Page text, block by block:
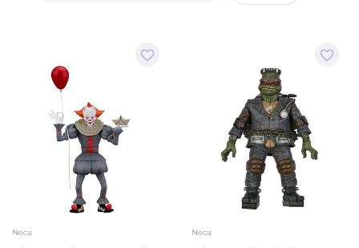
favorite_border
Neca
favorite_border
Neca